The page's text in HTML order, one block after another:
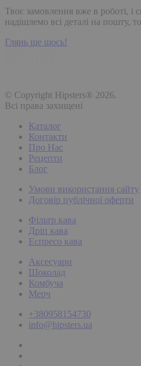
Твоє замовлення вже в роботі, і
надішлемо всі деталі на пошту,
Глянь ще щось!
© Copyright Hipsters® 2026.
Всі права захищені
Каталог
Контакти
Про Нас
Рецепти
Блог
Умови використання сайту
Договір публічної оферти
Фільтр кава
Дріп кава
Еспресо кава
Аксесуари
Шоколад
Комбуча
Мерч
+380958154730
info@hipsters.ua